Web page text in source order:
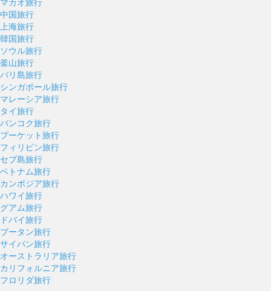
中国旅行
上海旅行
韓国旅行
ソウル旅行
釜山旅行
バリ島旅行
シンガポール旅行
マレーシア旅行
タイ旅行
バンコク旅行
プーケット旅行
フィリピン旅行
セブ島旅行
ベトナム旅行
カンボジア旅行
ハワイ旅行
グアム旅行
ドバイ旅行
ブータン旅行
サイパン旅行
オーストラリア旅行
カリフォルニア旅行
フロリダ旅行